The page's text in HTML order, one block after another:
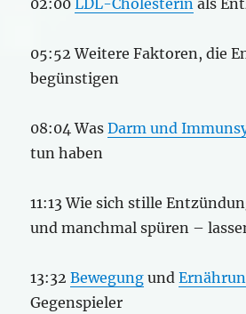
02:00LDL-Cholesterin als
05:52 Weitere Faktoren, die
begünstigen
08:04 WasDarm und
tun haben
11:13 Wie sich stille
und manchmal spüren –
13:32Bewegung und
Gegenspieler